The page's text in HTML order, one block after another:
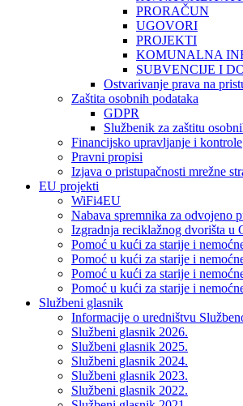
PRORAČUN
UGOVORI
PROJEKTI
KOMUNALNA
SUBVENCIJE I
Ostvarivanje prava na
Zaštita osobnih podataka
GDPR
Službenik za zaštitu
Financijsko upravljanje i kontrole
Pravni propisi
Izjava o pristupačnosti mrežne
EU projekti
WiFi4EU
Nabava spremnika za odvojeno
Izgradnja reciklažnog dvorišta u
Pomoć u kući za starije i
Pomoć u kući za starije i
Pomoć u kući za starije i
Pomoć u kući za starije i
Službeni glasnik
Informacije o uredništvu
Službeni glasnik 2026.
Službeni glasnik 2025.
Službeni glasnik 2024.
Službeni glasnik 2023.
Službeni glasnik 2022.